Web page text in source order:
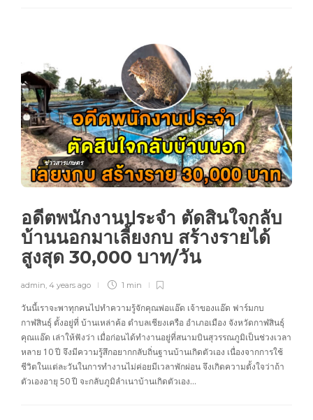
ข่าวสารเกษตร
อดีตพนักงานประจำ ตัดสินใจกลับ
บ้านนอกมาเลี้ยงกบ สร้างรายได้
สูงสุด 30,000 บาท/วัน
admin, 4 years ago 1 min
วันนี้เราจะพาทุกคนไปทำความรู้จักคุณพ่อแอ๊ด เจ้าของแอ๊ด ฟาร์มกบ
กาฬสินธุ์ ตั้งอยู่ที่ บ้านเหล่าค้อ ตำบลเชียงเครือ อำเภอเมือง จังหวัดกาฬสินธุ์
คุณแอ๊ด เล่าให้ฟังว่า เมื่อก่อนได้ทำงานอยู่ที่สนามบินสุวรรณภูมิเป็นช่วงเวลา
หลาย 10 ปี จึงมีความรู้สึกอยากกลับถิ่นฐานบ้านเกิดตัวเอง เนื่องจากการใช้
ชีวิตในแต่ละวันในการทำงานไม่ค่อยมีเวลาพักผ่อน จึงเกิดความตั้งใจว่าถ้า
ตัวเองอายุ 50 ปี จะกลับภูมิลำเนาบ้านเกิดตัวเอง…